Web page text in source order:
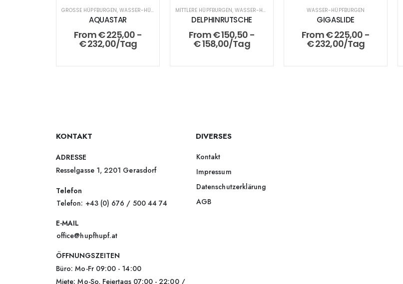
GROSSE HÜPFBURGEN , WASSER-HÜPFBURGEN
AQUASTAR
From€225,00 -
€232,00/Tag
MITTLERE HÜPFBURGEN,WASSER-HÜPFBURGEN
DELPHINRUTSCHE
From€150,50 -
€158,00/Tag
WASSER-HÜPFBURGEN
GIGASLIDE
From€225,00 -
€232,00/Tag
KONTAKT
ADRESSE
Resselgasse 1, 2201 Gerasdorf
Telefon
Telefon: +43 (0) 676 / 500 44 74
E-MAIL
office@hupfhupf.at
ÖFFNUNGSZEITEN
Büro: Mo-Fr 09:00 - 14:00
Miete: Mo-So, Feiertags 07:00 - 22:00 /
DIVERSES
Kontakt
Impressum
Datenschutzerklärung
AGB